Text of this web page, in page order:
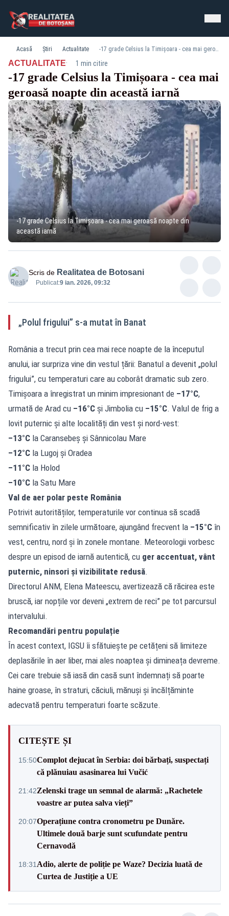
Acasă Știri Actualitate -17 grade Celsius la Timișoara - cea mai geroasă noapte din această iarnă
ACTUALITATE· 1 min citire
-17 grade Celsius la Timișoara - cea mai
geroasă noapte din această iarnă
-17 grade Celsius la Timișoara - cea mai geroasă noapte din
această iarnă
Scris de Realitatea de Botosani
Publicat:9 ian. 2026, 09:32
„Polul frigului” s-a mutat în Banat
România a trecut prin cea mai rece noapte de la începutul
anului, iar surpriza vine din vestul țării: Banatul a devenit „polul
frigului”, cu temperaturi care au coborât dramatic sub zero.
Timișoara a înregistrat un minim impresionant de –17°C,
urmată de Arad cu –16°C și Jimbolia cu –15°C. Valul de frig a
lovit puternic și alte localități din vest și nord-vest:
–13°C la Caransebeș și Sânnicolau Mare
–12°C la Lugoj și Oradea
–11°C la Holod
–10°C la Satu Mare
Val de aer polar peste România
Potrivit autorităților, temperaturile vor continua să scadă
semnificativ în zilele următoare, ajungând frecvent la –15°C în
vest, centru, nord și în zonele montane. Meteorologii vorbesc
despre un episod de iarnă autentică, cu ger accentuat, vânt
puternic, ninsori și vizibilitate redusă.
Directorul ANM, Elena Mateescu, avertizează că răcirea este
bruscă, iar nopțile vor deveni „extrem de reci” pe tot parcursul
intervalului.
Recomandări pentru populație
În acest context, IGSU îi sfătuiește pe cetățeni să limiteze
deplasările în aer liber, mai ales noaptea și dimineața devreme.
Cei care trebuie să iasă din casă sunt îndemnați să poarte
haine groase, în straturi, căciuli, mănuși și încălțăminte
adecvată pentru temperaturi foarte scăzute.
CITEȘTE ȘI
15:50Complot dejucat în Serbia: doi bărbați, suspectați
că plănuiau asasinarea lui Vučić
21:42Zelenski trage un semnal de alarmă: „Rachetele
voastre ar putea salva vieți”
20:07Operațiune contra cronometru pe Dunăre.
Ultimele două barje sunt scufundate pentru
Cernavodă
18:31 Adio, alerte de poliție pe Waze? Decizia luată de
Curtea de Justiție a UE